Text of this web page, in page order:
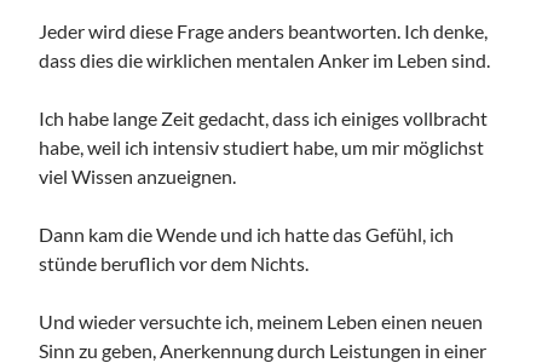
Jeder wird diese Frage anders beantworten. Ich denke,
dass dies die wirklichen mentalen Anker im Leben sind.
Ich habe lange Zeit gedacht, dass ich einiges vollbracht
habe, weil ich intensiv studiert habe, um mir möglichst
viel Wissen anzueignen.
Dann kam die Wende und ich hatte das Gefühl, ich
stünde beruflich vor dem Nichts.
Und wieder versuchte ich, meinem Leben einen neuen
Sinn zu geben, Anerkennung durch Leistungen in einer